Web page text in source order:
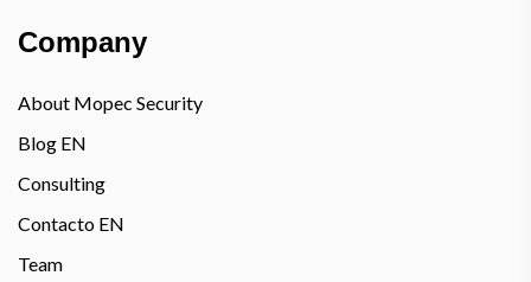
Company
About Mopec Security
Blog EN
Consulting
Contacto EN
Team